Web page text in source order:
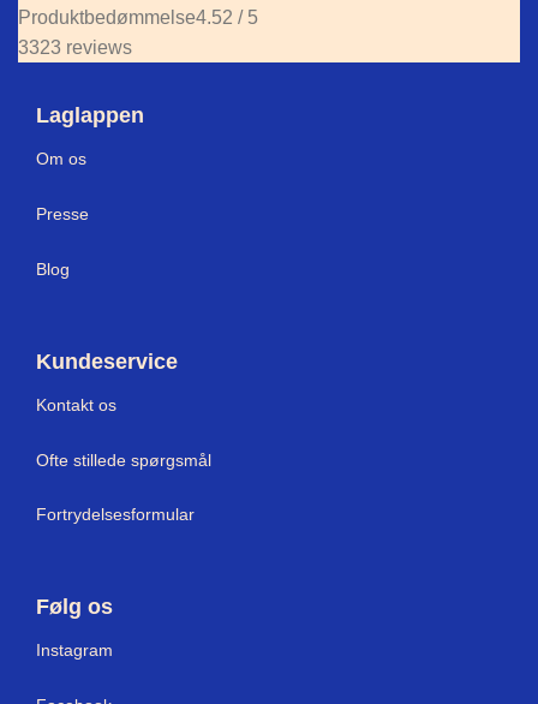
Produktbedømmelse4.52 / 5
3323 reviews
Laglappen
Om os
Presse
Blog
Kundeservice
Kontakt os
Ofte stillede spørgsmål
Fortrydelsesformular
Følg os
Instagram